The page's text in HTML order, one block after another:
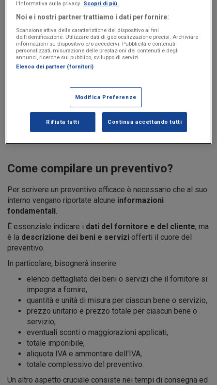
Come compilare un preventivo?
Per scrivere un preventivo efficace è necessario che al suo
interno vengano riportate alcune informazioni
fondamentali.
È essenziale indicare i dati del fornitore e del cliente, ma
è la descrizione dei beni e servizi offerti il cuore del
preventivo.
In particolare, bisognerà inserire:
elenco dettagliato dei beni o servizi che il fornitore si
impegna a fornire,
quantità e unità di misura per ciascun bene o servizio,
prezzo unitario e prezzo totale per ciascun bene o
servizio,
eventuali sconti o maggiorazioni applicati,
totale imponibile,
aliquota IVA e ammontare dell'IVA,
totale complessivo del preventivo.
Un altro aspetto cruciale consiste nei tempi di consegna ed
l'Informativa sulla privacy. Scopri di più.
Noi e i nostri partner trattiamo i dati per fornire:
Scansione attiva delle caratteristiche del dispositivo ai fini
dell’identificazione. Utilizzare dati di geolocalizzazione precisi. Archiviare
informazioni su dispositivo e/o accedervi. Pubblicità e contenuti
personalizzati, misurazione delle prestazioni dei contenuti e degli
annunci, ricerche sul pubblico, sviluppo di servizi.
Elenco dei partner (fornitori)
Modifica Preferenze
Rifiuta tutti Continua accettando tutti